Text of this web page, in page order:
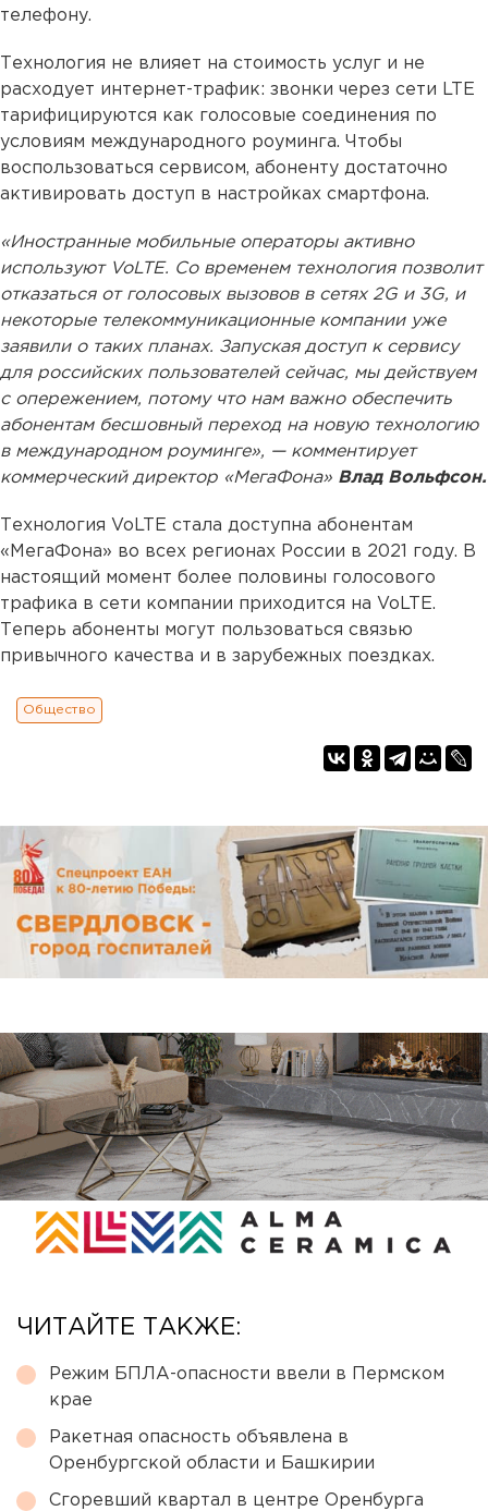
телефону.
Технология не влияет на стоимость услуг и не
расходует интернет-трафик: звонки через сети LTE
тарифицируются как голосовые соединения по
условиям международного роуминга. Чтобы
воспользоваться сервисом, абоненту достаточно
активировать доступ в настройках смартфона.
«Иностранные мобильные операторы активно
используют VoLTE. Cо временем технология позволит
отказаться от голосовых вызовов в сетях 2G и 3G, и
некоторые телекоммуникационные компании уже
заявили о таких планах. Запуская доступ к сервису
для российских пользователей сейчас, мы действуем
с опережением, потому что нам важно обеспечить
абонентам бесшовный переход на новую технологию
в международном роуминге», — комментирует
коммерческий директор «МегаФона» Влад Вольфсон.
Технология VoLTE стала доступна абонентам
«МегаФона» во всех регионах России в 2021 году. В
настоящий момент более половины голосового
трафика в сети компании приходится на VoLTE.
Теперь абоненты могут пользоваться связью
привычного качества и в зарубежных поездках.
Общество
ЧИТАЙТЕ ТАКЖЕ:
Режим БПЛА-опасности ввели в Пермском
крае
Ракетная опасность объявлена в
Оренбургской области и Башкирии
Сгоревший квартал в центре Оренбурга